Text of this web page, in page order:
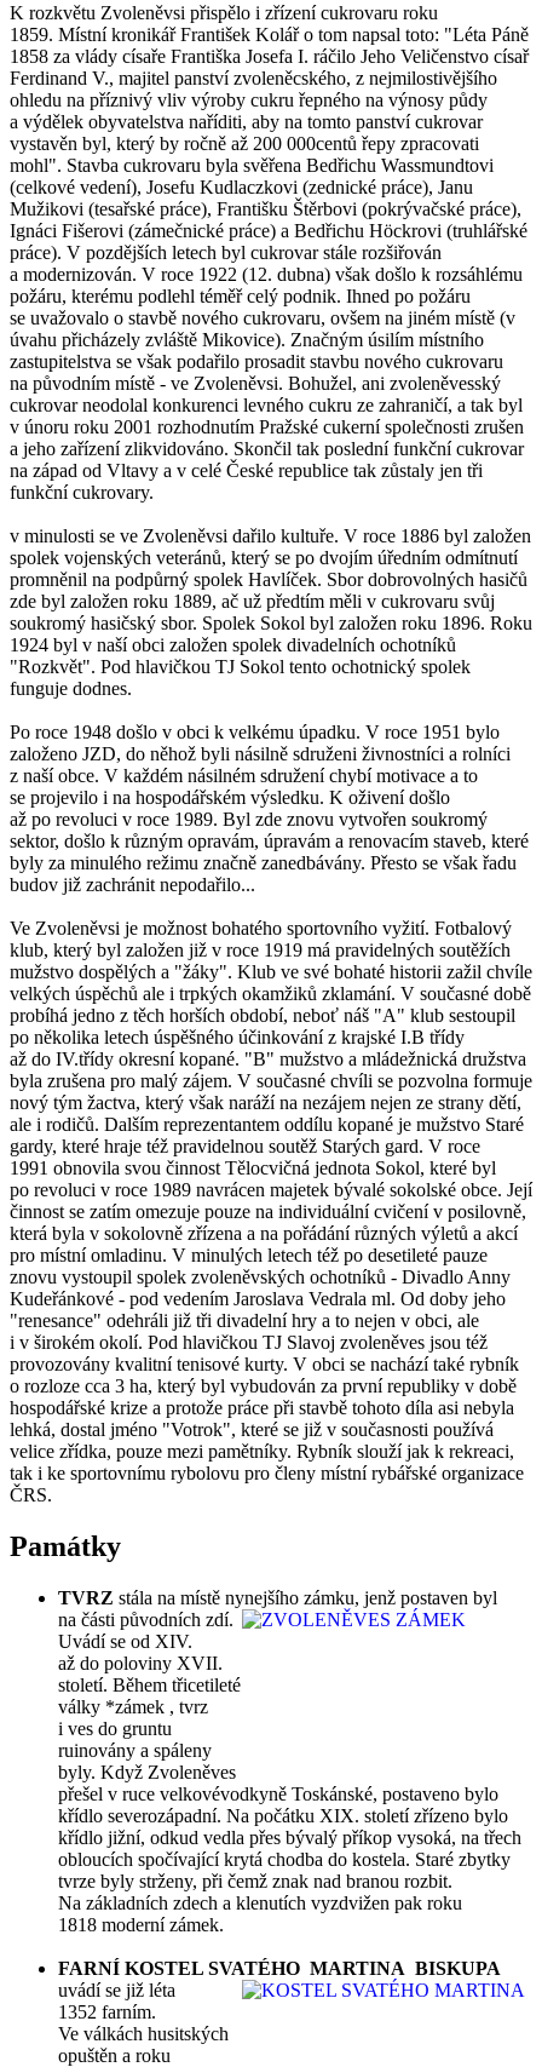
K rozkvětu Zvoleněvsi přispělo i zřízení cukrovaru roku
1859. Místní kronikář František Kolář o tom napsal toto: "Léta Páně
1858 za vlády císaře Františka Josefa I. ráčilo Jeho Veličenstvo císař
Ferdinand V., majitel panství zvoleněcského, z nejmilostivějšího
ohledu na příznivý vliv výroby cukru řepného na výnosy půdy
a výdělek obyvatelstva naříditi, aby na tomto panství cukrovar
vystavěn byl, který by ročně až 200 000centů řepy zpracovati
mohl". Stavba cukrovaru byla svěřena Bedřichu Wassmundtovi
(celkové vedení), Josefu Kudlaczkovi (zednické práce), Janu
Mužikovi (tesařské práce), Františku Štěrbovi (pokrývačské práce),
Ignáci Fišerovi (zámečnické práce) a Bedřichu Höckrovi (truhlářské
práce). V pozdějších letech byl cukrovar stále rozšiřován
a modernizován. V roce 1922 (12. dubna) však došlo k rozsáhlému
požáru, kterému podlehl téměř celý podnik. Ihned po požáru
se uvažovalo o stavbě nového cukrovaru, ovšem na jiném místě (v
úvahu přicházely zvláště Mikovice). Značným úsilím místního
zastupitelstva se však podařilo prosadit stavbu nového cukrovaru
na původním místě - ve Zvoleněvsi. Bohužel, ani zvoleněvesský
cukrovar neodolal konkurenci levného cukru ze zahraničí, a tak byl
v únoru roku 2001 rozhodnutím Pražské cukerní společnosti zrušen
a jeho zařízení zlikvidováno. Skončil tak poslední funkční cukrovar
na západ od Vltavy a v celé České republice tak zůstaly jen tři
funkční cukrovary.
v minulosti se ve Zvoleněvsi dařilo kultuře. V roce 1886 byl založen
spolek vojenských veteránů, který se po dvojím úředním odmítnutí
promněnil na podpůrný spolek Havlíček. Sbor dobrovolných hasičů
zde byl založen roku 1889, ač už předtím měli v cukrovaru svůj
soukromý hasičský sbor. Spolek Sokol byl založen roku 1896. Roku
1924 byl v naší obci založen spolek divadelních ochotníků
"Rozkvět". Pod hlavičkou TJ Sokol tento ochotnický spolek
funguje dodnes.
Po roce 1948 došlo v obci k velkému úpadku. V roce 1951 bylo
založeno JZD, do něhož byli násilně sdruženi živnostníci a rolníci
z naší obce. V každém násilném sdružení chybí motivace a to
se projevilo i na hospodářském výsledku. K oživení došlo
až po revoluci v roce 1989. Byl zde znovu vytvořen soukromý
sektor, došlo k různým opravám, úpravám a renovacím staveb, které
byly za minulého režimu značně zanedbávány. Přesto se však řadu
budov již zachránit nepodařilo...
Ve Zvoleněvsi je možnost bohatého sportovního vyžití. Fotbalový
klub, který byl založen již v roce 1919 má pravidelných soutěžích
mužstvo dospělých a "žáky". Klub ve své bohaté historii zažil chvíle
velkých úspěchů ale i trpkých okamžiků zklamání. V současné době
probíhá jedno z těch horších období, neboť náš "A" klub sestoupil
po několika letech úspěšného účinkování z krajské I.B třídy
až do IV.třídy okresní kopané. "B" mužstvo a mládežnická družstva
byla zrušena pro malý zájem. V současné chvíli se pozvolna formuje
nový tým žactva, který však naráží na nezájem nejen ze strany dětí,
ale i rodičů. Dalším reprezentantem oddílu kopané je mužstvo Staré
gardy, které hraje též pravidelnou soutěž Starých gard. V roce
1991 obnovila svou činnost Tělocvičná jednota Sokol, které byl
po revoluci v roce 1989 navrácen majetek bývalé sokolské obce. Její
činnost se zatím omezuje pouze na individuální cvičení v posilovně,
která byla v sokolovně zřízena a na pořádání různých výletů a akcí
pro místní omladinu. V minulých letech též po desetileté pauze
znovu vystoupil spolek zvoleněvských ochotníků - Divadlo Anny
Kudeřánkové - pod vedením Jaroslava Vedrala ml. Od doby jeho
"renesance" odehráli již tři divadelní hry a to nejen v obci, ale
i v širokém okolí. Pod hlavičkou TJ Slavoj zvoleněves jsou též
provozovány kvalitní tenisové kurty. V obci se nachází také rybník
o rozloze cca 3 ha, který byl vybudován za první republiky v době
hospodářské krize a protože práce při stavbě tohoto díla asi nebyla
lehká, dostal jméno "Votrok", které se již v současnosti používá
velice zřídka, pouze mezi pamětníky. Rybník slouží jak k rekreaci,
tak i ke sportovnímu rybolovu pro členy místní rybářské organizace
ČRS.
Památky
TVRZ stála na místě nynejšího zámku, jenž postaven byl
na části původních zdí.
Uvádí se od XIV.
až do poloviny XVII.
století. Během třicetileté
války *zámek , tvrz
i ves do gruntu
ruinovány a spáleny
byly. Když Zvoleněves
přešel v ruce velkovévodkyně Toskánské, postaveno bylo
křídlo severozápadní. Na počátku XIX. století zřízeno bylo
křídlo jižní, odkud vedla přes bývalý příkop vysoká, na třech
obloucích spočívající krytá chodba do kostela. Staré zbytky
tvrze byly strženy, při čemž znak nad branou rozbit.
Na základních zdech a klenutích vyzdvižen pak roku
1818 moderní zámek.
FARNÍ KOSTEL SVATÉHO MARTINA BISKUPA
uvádí se již léta
1352 farním.
Ve válkách husitských
opuštěn a roku